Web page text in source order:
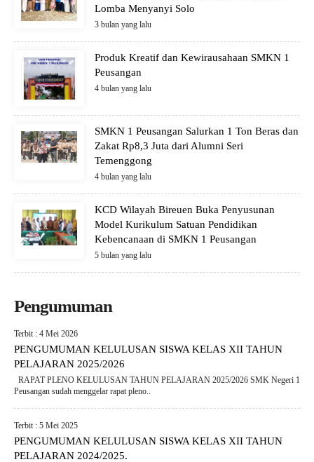
Lomba Menyanyi Solo
3 bulan yang lalu
Produk Kreatif dan Kewirausahaan SMKN 1
Peusangan
4 bulan yang lalu
SMKN 1 Peusangan Salurkan 1 Ton Beras dan
Zakat Rp8,3 Juta dari Alumni Seri
Temenggong
4 bulan yang lalu
KCD Wilayah Bireuen Buka Penyusunan
Model Kurikulum Satuan Pendidikan
Kebencanaan di SMKN 1 Peusangan
5 bulan yang lalu
Pengumuman
Terbit : 4 Mei 2026
PENGUMUMAN KELULUSAN SISWA KELAS XII TAHUN
PELAJARAN 2025/2026
RAPAT PLENO KELULUSAN TAHUN PELAJARAN 2025/2026 SMK Negeri 1
Peusangan sudah menggelar rapat pleno..
Terbit : 5 Mei 2025
PENGUMUMAN KELULUSAN SISWA KELAS XII TAHUN
PELAJARAN 2024/2025.